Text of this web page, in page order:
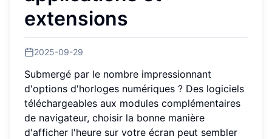
extensions
2025-09-29
Submergé par le nombre impressionnant
d'options d'horloges numériques ? Des logiciels
téléchargeables aux modules complémentaires
de navigateur, choisir la bonne manière
d'afficher l'heure sur votre écran peut sembler